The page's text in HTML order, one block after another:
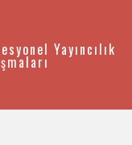
Yayıncılık